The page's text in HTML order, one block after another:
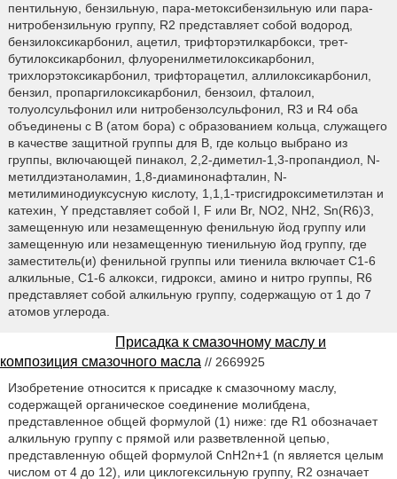
пентильную, бензильную, пара-метоксибензильную или пара-
нитробензильную группу, R2 представляет собой водород,
бензилоксикарбонил, ацетил, трифторэтилкарбокси, трет-
бутилоксикарбонил, флуоренилметилоксикарбонил,
трихлорэтоксикарбонил, трифторацетил, аллилоксикарбонил,
бензил, пропаргилоксикарбонил, бензоил, фталоил,
толуолсульфонил или нитробензолсульфонил, R3 и R4 оба
объединены с B (атом бора) с образованием кольца, служащего
в качестве защитной группы для B, где кольцо выбрано из
группы, включающей пинакол, 2,2-диметил-1,3-пропандиол, N-
метилдиэтаноламин, 1,8-диаминонафталин, N-
метилиминодиуксусную кислоту, 1,1,1-трисгидроксиметилэтан и
катехин, Y представляет собой I, F или Br, NO2, NH2, Sn(R6)3,
замещенную или незамещенную фенильную йод группу или
замещенную или незамещенную тиенильную йод группу, где
заместитель(и) фенильной группы или тиенила включает C1-6
алкильные, C1-6 алкокси, гидрокси, амино и нитро группы, R6
представляет собой алкильную группу, содержащую от 1 до 7
атомов углерода.
Присадка к смазочному маслу и
композиция смазочного масла // 2669925
Изобретение относится к присадке к смазочному маслу,
содержащей органическое соединение молибдена,
представленное общей формулой (1) ниже: где R1 обозначает
алкильную группу с прямой или разветвленной цепью,
представленную общей формулой CnH2n+1 (n является целым
числом от 4 до 12), или циклогексильную группу, R2 означает